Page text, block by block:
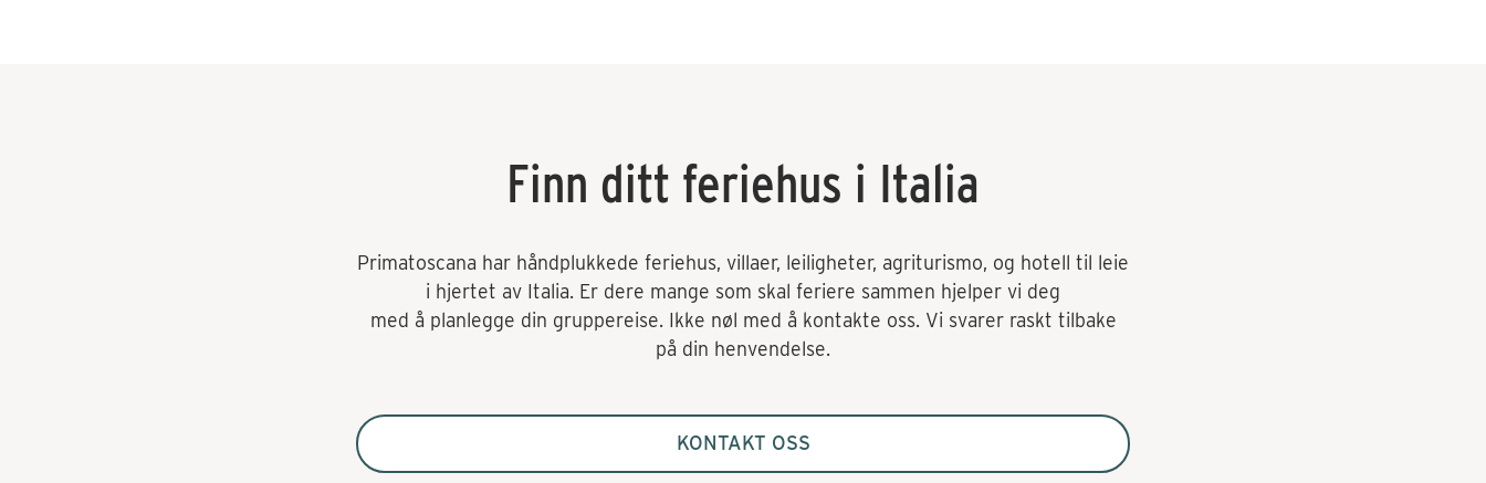
Finn ditt feriehus i Italia
Primatoscana har håndplukkede feriehus, villaer, leiligheter, agriturismo, og hotell til leie
i hjertet av Italia. Er dere mange som skal feriere sammen hjelper vi deg
med å planlegge din gruppereise. Ikke nøl med å kontakte oss. Vi svarer raskt tilbake
på din henvendelse.
KONTAKT OSS